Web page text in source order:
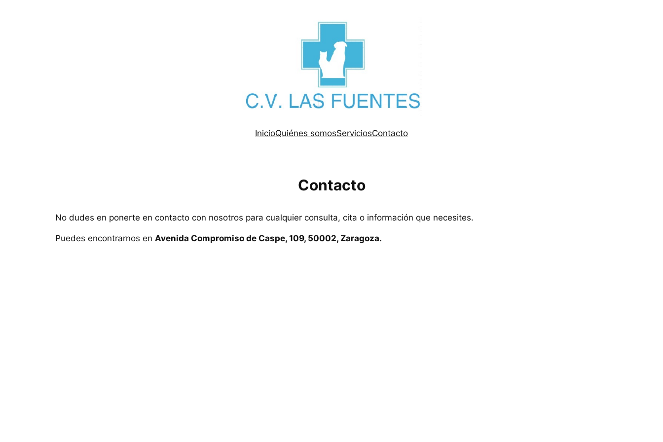
InicioQuiénes somosServiciosContacto
Contacto
No dudes en ponerte en contacto con nosotros para cualquier consulta, cita o información que necesites.
Puedes encontrarnos en Avenida Compromiso de Caspe, 109, 50002, Zaragoza.